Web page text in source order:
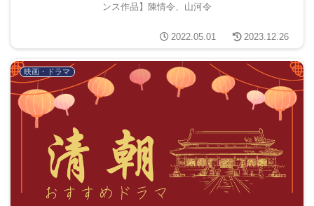
ンス作品】陳情令、山河令
2022.05.01 2023.12.26
映画・ドラマ